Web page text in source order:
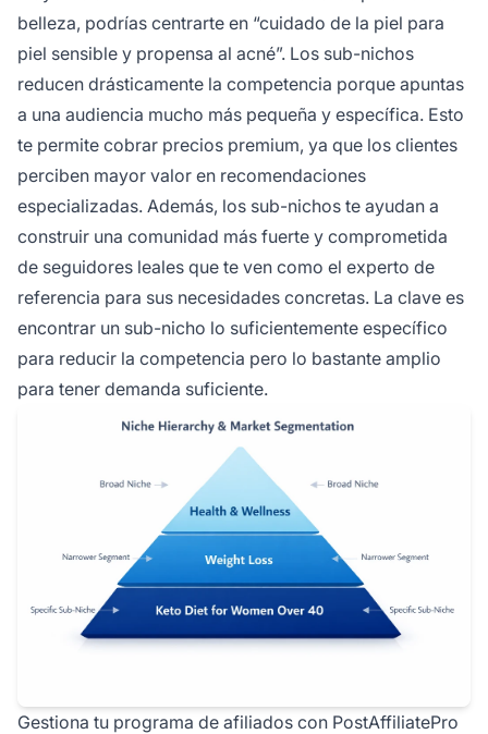
belleza, podrías centrarte en “cuidado de la piel para
piel sensible y propensa al acné”. Los sub-nichos
reducen drásticamente la competencia porque apuntas
a una audiencia mucho más pequeña y específica. Esto
te permite cobrar precios premium, ya que los clientes
perciben mayor valor en recomendaciones
especializadas. Además, los sub-nichos te ayudan a
construir una comunidad más fuerte y comprometida
de seguidores leales que te ven como el experto de
referencia para sus necesidades concretas. La clave es
encontrar un sub-nicho lo suficientemente específico
para reducir la competencia pero lo bastante amplio
para tener demanda suficiente.
Gestiona tu programa de afiliados con PostAffiliatePro